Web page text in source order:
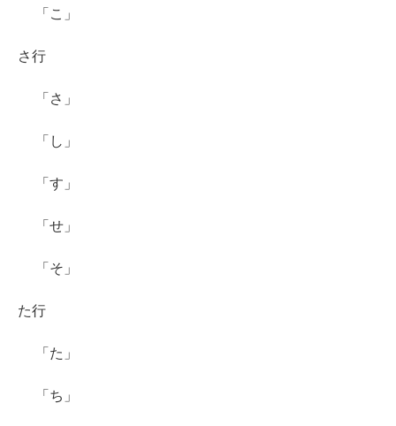
「こ」
さ行
「さ」
「し」
「す」
「せ」
「そ」
た行
「た」
「ち」